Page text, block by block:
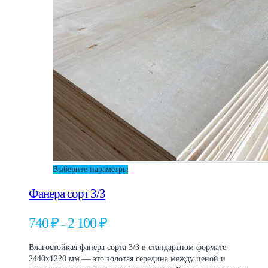
Выберите параметрыЭтот
выбрать
на
Фанера сорт 3/3
740₽ – 2 100₽Диапазон
–
2
Влагостойкая фанера сорта 3/3 в стандартном формате
2440х1220 мм — это золотая середина между ценой и